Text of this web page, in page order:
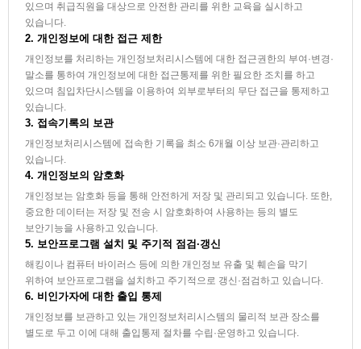
있으며 취급직원을 대상으로 안전한 관리를 위한 교육을 실시하고
있습니다.
2. 개인정보에 대한 접근 제한
개인정보를 처리하는 개인정보처리시스템에 대한 접근권한의 부여·변경·
말소를 통하여 개인정보에 대한 접근통제를 위한 필요한 조치를 하고
있으며 침입차단시스템을 이용하여 외부로부터의 무단 접근을 통제하고
있습니다.
3. 접속기록의 보관
개인정보처리시스템에 접속한 기록을 최소 6개월 이상 보관·관리하고
있습니다.
4. 개인정보의 암호화
개인정보는 암호화 등을 통해 안전하게 저장 및 관리되고 있습니다. 또한,
중요한 데이터는 저장 및 전송 시 암호화하여 사용하는 등의 별도
보안기능을 사용하고 있습니다.
5. 보안프로그램 설치 및 주기적 점검·갱신
해킹이나 컴퓨터 바이러스 등에 의한 개인정보 유출 및 훼손을 막기
위하여 보안프로그램을 설치하고 주기적으로 갱신·점검하고 있습니다.
6. 비인가자에 대한 출입 통제
개인정보를 보관하고 있는 개인정보처리시스템의 물리적 보관 장소를
별도로 두고 이에 대해 출입통제 절차를 수립·운영하고 있습니다.